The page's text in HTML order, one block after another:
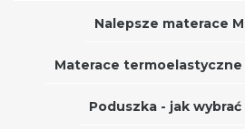
Nalepsze materace
Materace
Poduszka - jak